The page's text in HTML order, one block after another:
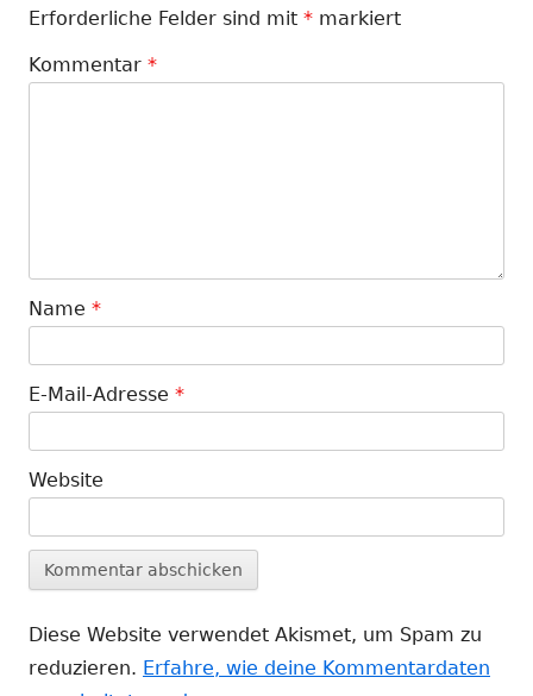
Erforderliche Felder sind mit * markiert
Kommentar *
Name *
E-Mail-Adresse *
Website
Diese Website verwendet Akismet, um Spam zu
reduzieren. Erfahre, wie deine Kommentardaten